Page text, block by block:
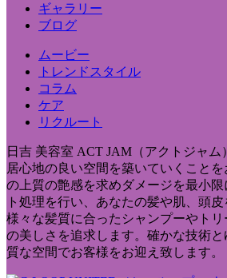
ギャラリー
ブログ
ムービー
トレンドスタイル
コラム
ケア
リクルート
日吉 美容室 ACT JAM（アクトジャム
居心地の良い空間を築いていくこと
の上質の艶感を求めダメージを最小
ト処理を行い、あなたの髪や肌、頭皮
様々な髪質に合ったシャンプーやト
の美しさを追求します。確かな技術
質な空間でお客様をお迎え致します。